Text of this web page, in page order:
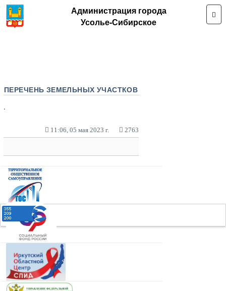
Администрация города
Усолье-Сибирское
ПЕРЕЧЕНЬ ЗЕМЕЛЬНЫХ УЧАСТКОВ
.
11:06, 05 мая 2023 г. 2763